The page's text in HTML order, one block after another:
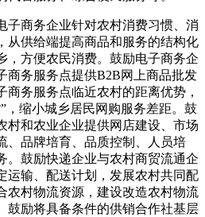
商务企业针对农村消费习惯、消
从供给端提高商品和服务的结构化
，方便农民消费。鼓励电子商务企
商务服务点提供B2B网上商品批发
务服务点临近农村的距离优势，
，缩小城乡居民网购服务差距。鼓
村和农业企业提供网店建设、市场
、品牌培育、品质控制、人员培
。鼓励快递企业与农村商贸流通企
运输、配送计划，发展农村共同配
农村物流资源，建设改造农村物流
鼓励将具备条件的供销合作社基层